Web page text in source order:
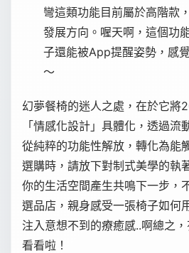
彎這類功能目前屬於高階款
發展方向。喔天啊，這個功
子還能被App提醒姿勢，感
～
幻夢餐椅的迷人之處，在於它將
「情感化設計」具體化，透過
從純粹的功能性解放，轉化為能
選購時，請放下對制式美學的執
你的生活空間產生共鳴下一步，
選品店，親身感受一張椅子如何
注入意想不到的療癒感..啊總之
看看啦！